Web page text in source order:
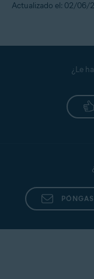
Actualizado el: 02/06/
¿Le